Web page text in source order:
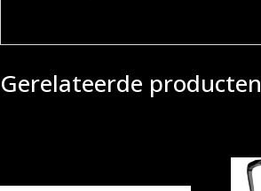
Gerelateerde producten